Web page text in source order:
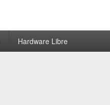
Hardware Libre